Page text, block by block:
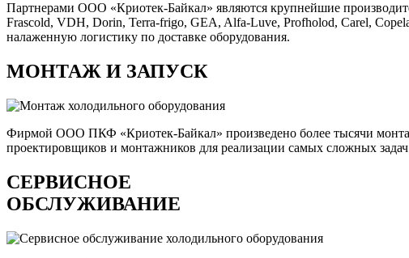
Партнерами ООО «Криотек-Байкал» являются крупнейшие
Frascold, VDH, Dorin, Terra-frigo, GEA, Alfa-Luve, Profholod, Carel,
налаженную логистику по доставке оборудования.
МОНТАЖ И ЗАПУСК
Фирмой ООО ПКФ «Криотек-Байкал» произведено более тысячи
проектировщиков и монтажников для реализации самых сложных
СЕРВИСНОЕ
ОБСЛУЖИВАНИЕ